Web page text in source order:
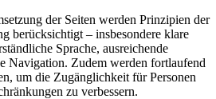
der Seiten werden Prinzipien der
berücksichtigt – insbesondere klare
Sprache, ausreichende
Navigation. Zudem werden fortlaufend
um die Zugänglichkeit für Personen
zu verbessern.